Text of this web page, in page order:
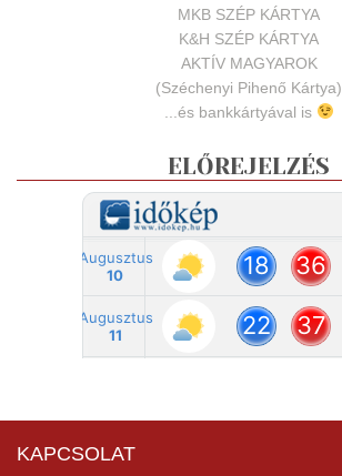
MKB SZÉP KÁRTYA
K&H SZÉP KÁRTYA
AKTÍV MAGYAROK
(Széchenyi Pihenő Kártya)
...és bankkártyával is
ELŐREJELZÉS
KAPCSOLAT